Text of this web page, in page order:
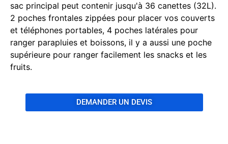
sac principal peut contenir jusqu'à 36 canettes (32L).
2 poches frontales zippées pour placer vos couverts
et téléphones portables, 4 poches latérales pour
ranger parapluies et boissons, il y a aussi une poche
supérieure pour ranger facilement les snacks et les
fruits.
DEMANDER UN DEVIS